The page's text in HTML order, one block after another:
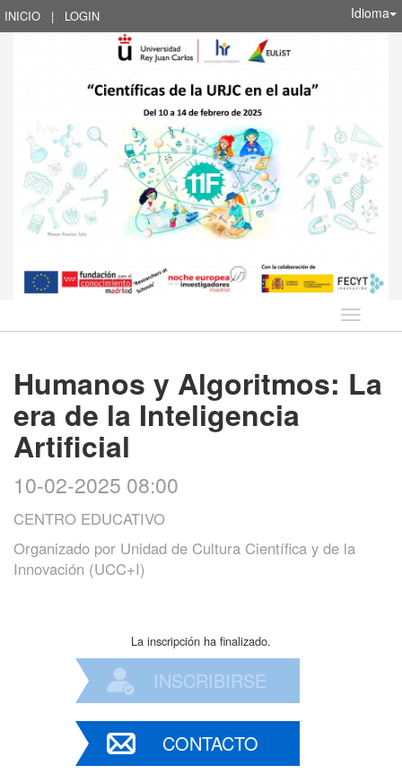
INICIO | LOGIN Idioma
Idioma
Humanos y Algoritmos: La
era de la Inteligencia
Artificial
10-02-2025 08:00
CENTRO EDUCATIVO
Organizado por Unidad de Cultura Científica y de la
Innovación (UCC+I)
La inscripción ha finalizado.
INSCRIBIRSE
CONTACTO